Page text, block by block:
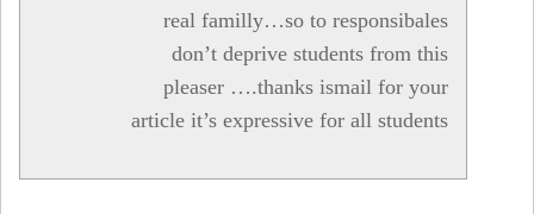
real familly…so to responsibales
don’t deprive students from this
pleaser ….thanks ismail for your
article it’s expressive for all students